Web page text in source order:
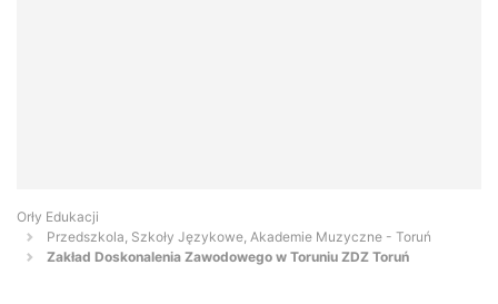
Orły Edukacji
Przedszkola, Szkoły Językowe, Akademie Muzyczne - Toruń
Zakład Doskonalenia Zawodowego w Toruniu ZDZ Toruń